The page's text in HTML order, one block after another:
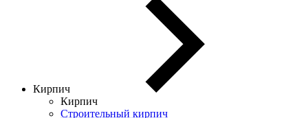
Кирпич
Кирпич
Строительный кирпич